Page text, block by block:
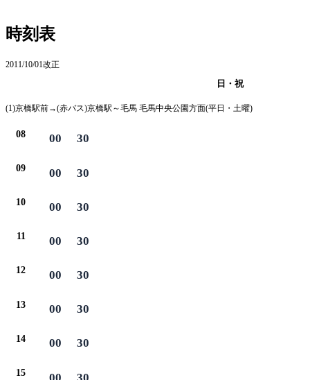
時刻表
2011/10/01改正
日・祝
(1)京橋駅前→(赤バス)京橋駅～毛馬 毛馬中央公園方面(平日・土曜)
08 00 30
09 00 30
10 00 30
11 00 30
12 00 30
13 00 30
14 00 30
15 00 30